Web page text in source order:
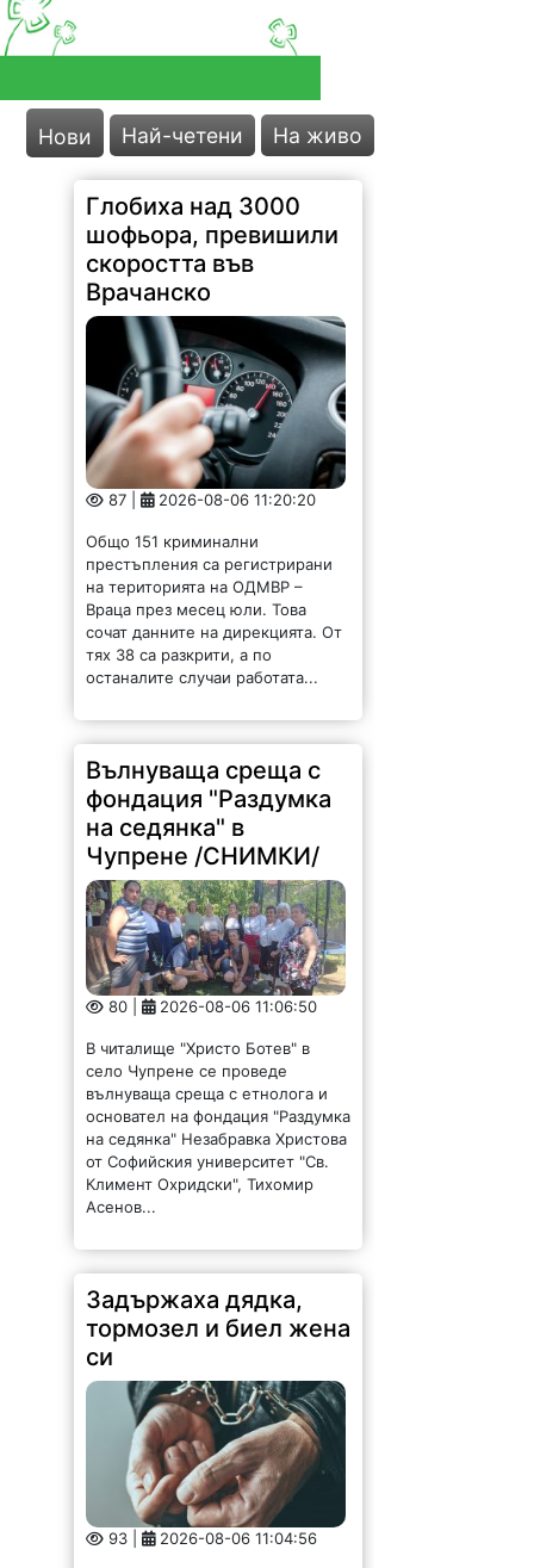
Нови Най-четени На живо
Глобиха над 3000
шофьора, превишили
скоростта във
Врачанско
87 | 2026-08-06 11:20:20
Общо 151 криминални
престъпления са регистрирани
на територията на ОДМВР –
Враца през месец юли. Това
сочат данните на дирекцията. От
тях 38 са разкрити, а по
останалите случаи работата...
Вълнуваща среща с
фондация "Раздумка
на седянка" в
Чупрене /СНИМКИ/
80 | 2026-08-06 11:06:50
В читалище "Христо Ботев" в
село Чупрене се проведе
вълнуваща среща с етнолога и
основател на фондация "Раздумка
на седянка" Незабравка Христова
от Софийския университет "Св.
Климент Охридски", Тихомир
Асенов...
Задържаха дядка,
тормозел и биел жена
си
93 | 2026-08-06 11:04:56